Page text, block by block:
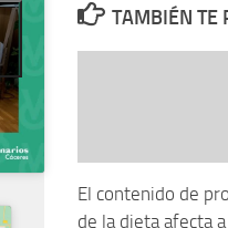
TAMBIÉN TE
El contenido de
de la dieta afecta